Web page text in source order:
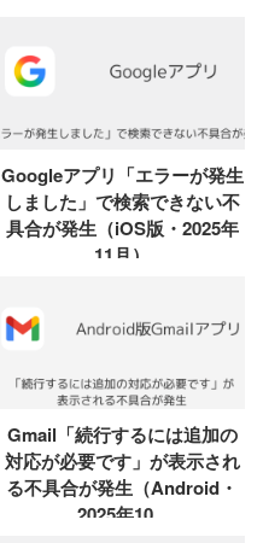
Googleアプリ「エラーが発生
しました」で検索できない不
具合が発生（iOS版・2025年
11月）
Gmail「続行するには追加の
対応が必要です」が表示され
る不具合が発生（Android・
2025年10...